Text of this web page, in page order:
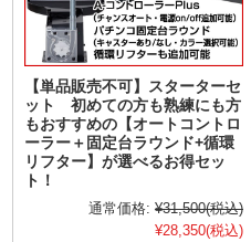
【単品販売不可】スターターセ
ット 初めての方も熟練にも方
もおすすめの【オートコントロ
ーラー＋固定台ラウンド+循環
リフター】が選べるお得セッ
ト！
通常価格: ¥31,500(税込)
¥28,350(税込)